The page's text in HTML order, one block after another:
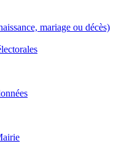
mariage ou décès)